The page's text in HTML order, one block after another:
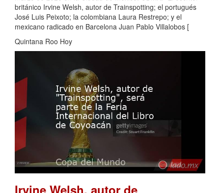
británico Irvine Welsh, autor de Trainspotting; el portugués
José Luis Peixoto; la colombiana Laura Restrepo; y el
mexicano radicado en Barcelona Juan Pablo Villalobos [
Quintana Roo Hoy